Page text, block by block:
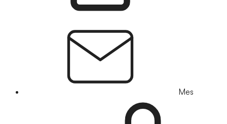
Mes